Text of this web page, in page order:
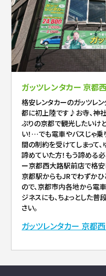
ガッツレンタカー 京都
格安レンタカーのガッツレ
都に初上陸です♪お寺、神
ぷりの京都で観光したいけ
い！…でも電車やバスじゃ
間の制約を受けてしまって、
諦めていた方！もう諦める必
ー京都西大路駅前店で格安
京都駅からもJRでわずか
ので、京都市内各地から電
ジネスにも、ちょっとした
さい。
ガッツレンタカー 京都